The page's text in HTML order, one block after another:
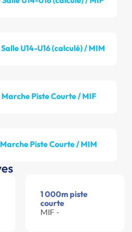
U14-U16 (calculé) / MIM
Piste Courte / MIF
Piste Courte / MIM
1 000m piste
courte
MIF -